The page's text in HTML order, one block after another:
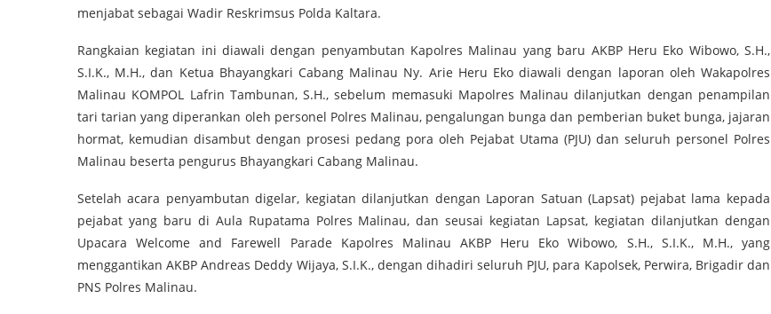
menjabat sebagai Wadir Reskrimsus Polda Kaltara.
Rangkaian kegiatan ini diawali dengan penyambutan Kapolres Malinau yang baru AKBP Heru Eko Wibowo, S.H.,
S.I.K., M.H., dan Ketua Bhayangkari Cabang Malinau Ny. Arie Heru Eko diawali dengan laporan oleh Wakapolres
Malinau KOMPOL Lafrin Tambunan, S.H., sebelum memasuki Mapolres Malinau dilanjutkan dengan penampilan
tari tarian yang diperankan oleh personel Polres Malinau, pengalungan bunga dan pemberian buket bunga, jajaran
hormat, kemudian disambut dengan prosesi pedang pora oleh Pejabat Utama (PJU) dan seluruh personel Polres
Malinau beserta pengurus Bhayangkari Cabang Malinau.
Setelah acara penyambutan digelar, kegiatan dilanjutkan dengan Laporan Satuan (Lapsat) pejabat lama kepada
pejabat yang baru di Aula Rupatama Polres Malinau, dan seusai kegiatan Lapsat, kegiatan dilanjutkan dengan
Upacara Welcome and Farewell Parade Kapolres Malinau AKBP Heru Eko Wibowo, S.H., S.I.K., M.H., yang
menggantikan AKBP Andreas Deddy Wijaya, S.I.K., dengan dihadiri seluruh PJU, para Kapolsek, Perwira, Brigadir dan
PNS Polres Malinau.